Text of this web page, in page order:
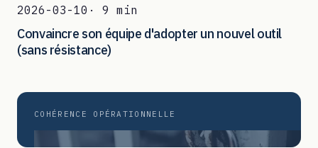
2026-03-10 · 9 min
Convaincre son équipe d'adopter un nouvel outil
(sans résistance)
COHÉRENCE OPÉRATIONNELLE